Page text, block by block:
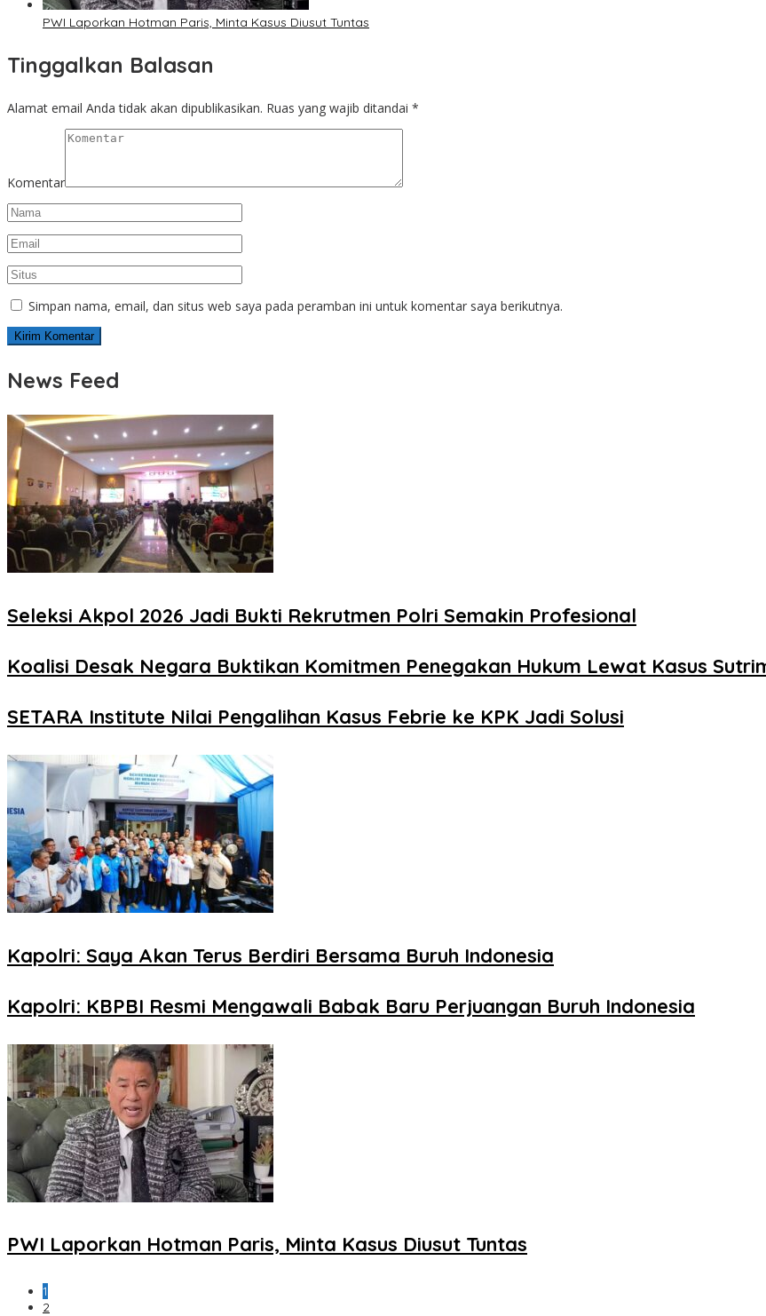
PWI Laporkan Hotman Paris, Minta Kasus Diusut Tuntas
Tinggalkan Balasan
Alamat email Anda tidak akan dipublikasikan. Ruas yang wajib ditandai *
Komentar
Simpan nama, email, dan situs web saya pada peramban ini untuk komentar saya berikutnya.
News Feed
Seleksi Akpol 2026 Jadi Bukti Rekrutmen Polri Semakin Profesional
Koalisi Desak Negara Buktikan Komitmen Penegakan Hukum Lewat Kasus
SETARA Institute Nilai Pengalihan Kasus Febrie ke KPK Jadi Solusi
Kapolri: Saya Akan Terus Berdiri Bersama Buruh Indonesia
Kapolri: KBPBI Resmi Mengawali Babak Baru Perjuangan Buruh Indonesia
PWI Laporkan Hotman Paris, Minta Kasus Diusut Tuntas
1
2